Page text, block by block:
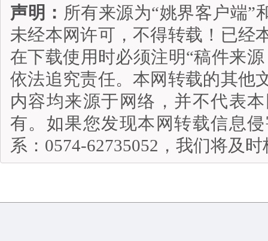
声明： 所有来源为“姚界客户端”
未经本网许可，不得转载！已经
在下载使用时必须注明“稿件来
依法追究责任。本网转载的其他
内容均来源于网络，并不代表
有。如果您发现本网转载信息
系：0574-62735052，我们将及